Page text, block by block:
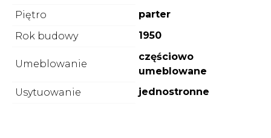
Piętro
parter
Rok budowy
1950
Umeblowanie
częściowo
umeblowane
Usytuowanie
jednostronne